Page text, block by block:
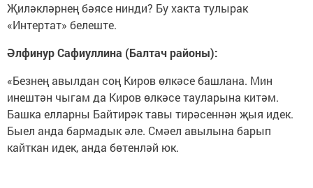
Җиләкләрнең бәясе нинди? Бу хакта тулырак
«Интертат» белеште.
Әлфинур Сафиуллина (Балтач районы):
«Безнең авылдан соң Киров өлкәсе башлана. Мин
инештән чыгам да Киров өлкәсе тауларына китәм.
Башка елларны Байтирәк тавы тирәсеннән җыя идек.
Быел анда бармадык әле. Смәел авылына барып
кайткан идек, анда бөтенләй юк.